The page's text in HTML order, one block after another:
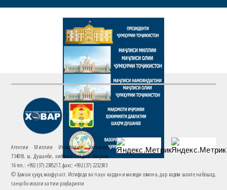
Агентии Миллии Иттилоотии Тоҷикистон
734018. ш. Душанбе, хиёбони Саъдии Шерозӣ,
16 тел.: +992 (37) 2385217, факс: +992 (37) 2232383
© Ҳамаи ҳуқуқ маҳфуз аст. Истифода ва паҳн кардани маводи сомона, дар кадом шакле набошад,
танҳо бо иҷозати хаттии роҳбарияти